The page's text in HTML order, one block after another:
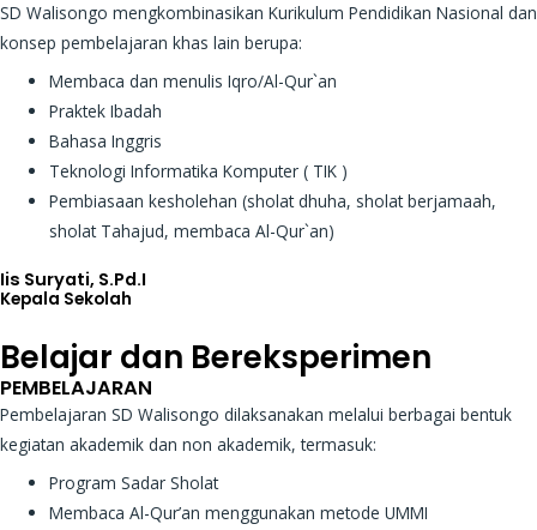
SD Walisongo mengkombinasikan Kurikulum Pendidikan Nasional dan
konsep pembelajaran khas lain berupa:
Membaca dan menulis Iqro/Al-Qur`an
Praktek Ibadah
Bahasa Inggris
Teknologi Informatika Komputer ( TIK )
Pembiasaan kesholehan (sholat dhuha, sholat berjamaah,
sholat Tahajud, membaca Al-Qur`an)
Iis Suryati, S.Pd.I
Kepala Sekolah
Belajar dan Bereksperimen
PEMBELAJARAN​
Pembelajaran SD Walisongo dilaksanakan melalui berbagai bentuk
kegiatan akademik dan non akademik, termasuk:
Program Sadar Sholat
Membaca Al-Qur’an menggunakan metode UMMI